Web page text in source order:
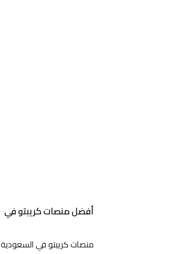
أفضل منصات كريبتو في
منصات كريبتو في السعودية